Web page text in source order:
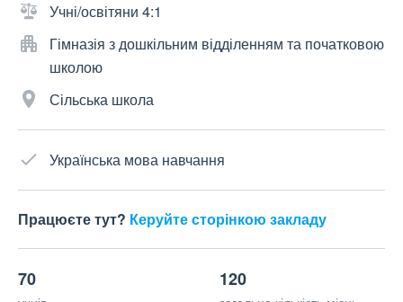
Учні/освітяни 4:1
Гімназія з дошкільним відділенням та початковою
школою
Сільська школа
Українська мова навчання
Працюєте тут? Керуйте сторінкою закладу
70 120